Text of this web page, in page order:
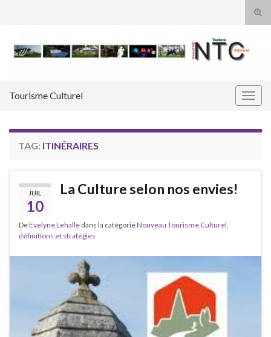
Tourisme Culturel
TAG: ITINÉRAIRES
JUIL
10
La Culture selon nos envies!
DeEvelyne Lehalle dans la catégorieNouveau Tourisme Culturel,
définitions et stratégies